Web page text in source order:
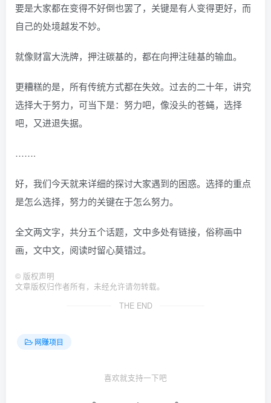
要是大家都在变得不好倒也罢了，关键是有人变得更好，而
自己的处境越发不妙。
就像财富大洗牌，押注碳基的，都在向押注硅基的输血。
更糟糕的是，所有传统方式都在失效。过去的二十年，讲究
选择大于努力，可当下是：努力吧，像没头的苍蝇，选择
吧，又进退失据。
…….
好，我们今天就来详细的探讨大家遇到的困惑。选择的重点
是怎么选择，努力的关键在于怎么努力。
全文两文字，共分五个话题，文中多处有链接，俗称画中
画，文中文，阅读时留心莫错过。
© 版权声明
文章版权归作者所有，未经允许请勿转载。
THE END
网赚项目
喜欢就支持一下吧